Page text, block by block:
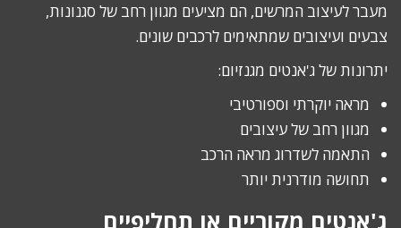
מעבר לעיצוב המרשים, הם מציעים מגוון רחב של סגנונות,
צבעים ועיצובים שמתאימים לרכבים שונים.
יתרונות של ג'אנטים מגנזיום:
מראה יוקרתי וספורטיבי
מגוון רחב של עיצובים
התאמה לשדרוג מראה הרכב
תחושה מודרנית יותר
ג'אנטים מקוריים או תחליפיים